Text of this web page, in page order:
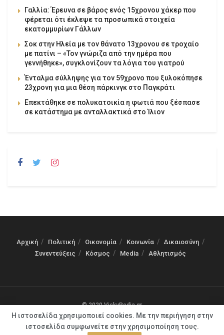
Γαλλία: Έρευνα σε βάρος ενός 15χρονου χάκερ που
φέρεται ότι έκλεψε τα προσωπικά στοιχεία
εκατομμυρίων Γάλλων
Σοκ στην Ηλεία με τον θάνατο 13χρονου σε τροχαίο
με πατίνι – «Τον γνώριζα από την ημέρα που
γεννήθηκε», συγκλονίζουν τα λόγια του γιατρού
Ένταλμα σύλληψης για τον 59χρονο που ξυλοκόπησε
23χρονη για μια θέση πάρκινγκ στο Παγκράτι
Επεκτάθηκε σε πολυκατοικία η φωτιά που ξέσπασε
σε κατάστημα με ανταλλακτικά στο Ίλιον
Αρχική Πολιτική Οικονομία Κοινωνία
Δικαιοσύνη
Συνεντεύξεις
Κόσμος Media Αθλητισμός
© 2020 VickyPedia.gr
Η ιστοσελίδα χρησιμοποιεί cookies. Με την περιήγηση στην
ιστοσελίδα συμφωνείτε στην χρησιμοποίηση τους.